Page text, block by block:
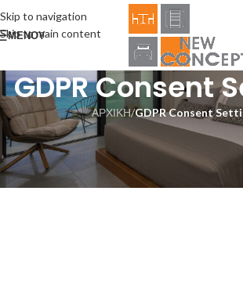
Skip to navigation
Skip to main content
ΜΕΝΟΎ
GDPR Consent
ΑΡΧΙΚΗ/GDPR Consent
[gdpr_consent_settings]